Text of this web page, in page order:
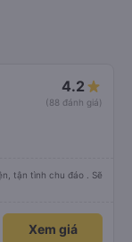
4.2
(88 đánh giá)
tận tình chu đáo . Sẽ
Xem giá